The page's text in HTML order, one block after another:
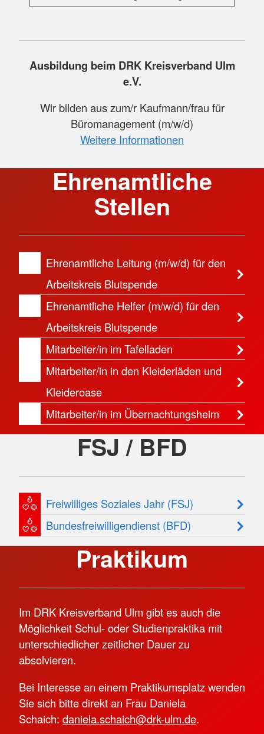
Ausbildung beim DRK Kreisverband Ulm
e.V.
Wir bilden aus zum/r Kaufmann/frau für
Büromanagement (m/w/d)
Weitere Informationen
Ehrenamtliche
Stellen
Ehrenamtliche Leitung (m/w/d) für den
Arbeitskreis Blutspende
Ehrenamtliche Helfer (m/w/d) für den
Arbeitskreis Blutspende
Mitarbeiter/in im Tafelladen
Mitarbeiter/in in den Kleiderläden und
Kleideroase
Mitarbeiter/in im Übernachtungsheim
FSJ / BFD
Freiwilliges Soziales Jahr (FSJ)
Bundesfreiwilligendienst (BFD)
Praktikum
Im DRK Kreisverband Ulm gibt es auch die
Möglichkeit Schul- oder Studienpraktika mit
unterschiedlicher zeitlicher Dauer zu
absolvieren.
Bei Interesse an einem Praktikumsplatz wenden
Sie sich bitte direkt an Frau Daniela
Schaich: daniela.schaich@drk-ulm.de.